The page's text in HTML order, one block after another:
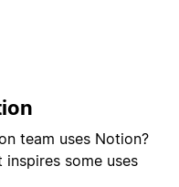
team uses Notion?
some uses